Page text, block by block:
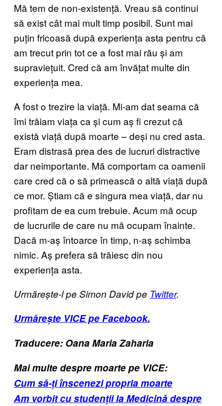
Mă tem de non-existență. Vreau să continui
să exist cât mai mult timp posibil. Sunt mai
puțin fricoasă după experiența asta pentru că
am trecut prin tot ce a fost mai rău și am
supraviețuit. Cred că am învățat multe din
experiența mea.
A fost o trezire la viață. Mi-am dat seama că
îmi trăiam viața ca și cum aș fi crezut că
există viață după moarte – deși nu cred asta.
Eram distrasă prea des de lucruri distractive
dar neimportante. Mă comportam ca oamenii
care cred că o să primească o altă viață după
ce mor. Știam că e singura mea viață, dar nu
profitam de ea cum trebuie. Acum mă ocup
de lucrurile de care nu mă ocupam înainte.
Dacă m-aș întoarce în timp, n-aș schimba
nimic. Aș prefera să trăiesc din nou
experiența asta.
Urmărește-l pe Simon David pe Twitter.
Urmărește VICE pe Facebook.
Traducere: Oana Maria Zaharia
Mai multe despre moarte pe VICE:
Cum să-ți înscenezi propria moarte
Am vorbit cu studenții la Medicină despre